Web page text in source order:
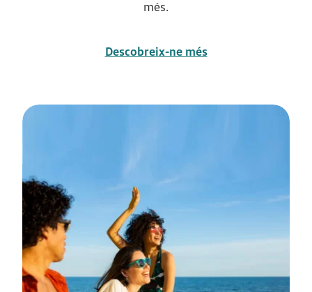
més.
Descobreix-ne més